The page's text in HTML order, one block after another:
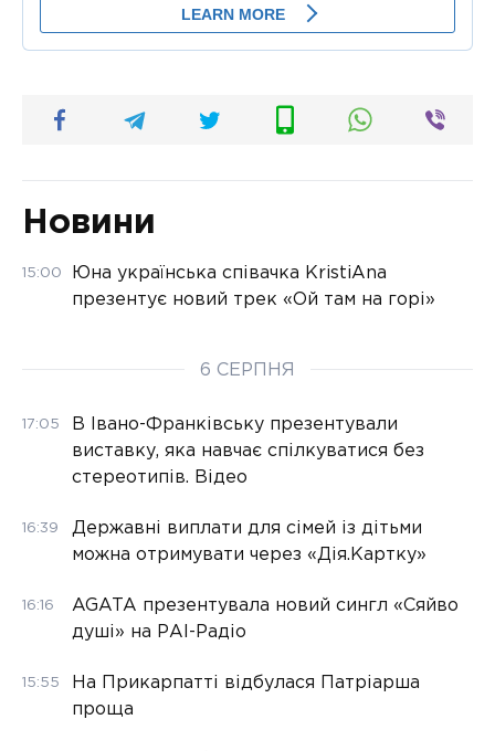
Новини
15:00
Юна українська співачка KristiAna
презентує новий трек «Ой там на горі»
6 СЕРПНЯ
17:05
В Івано-Франківську презентували
виставку, яка навчає спілкуватися без
стереотипів. Відео
16:39
Державні виплати для сімей із дітьми
можна отримувати через «Дія.Картку»
16:16
AGATA презентувала новий сингл «Сяйво
душі» на РАІ-Радіо
15:55
На Прикарпатті відбулася Патріарша
проща